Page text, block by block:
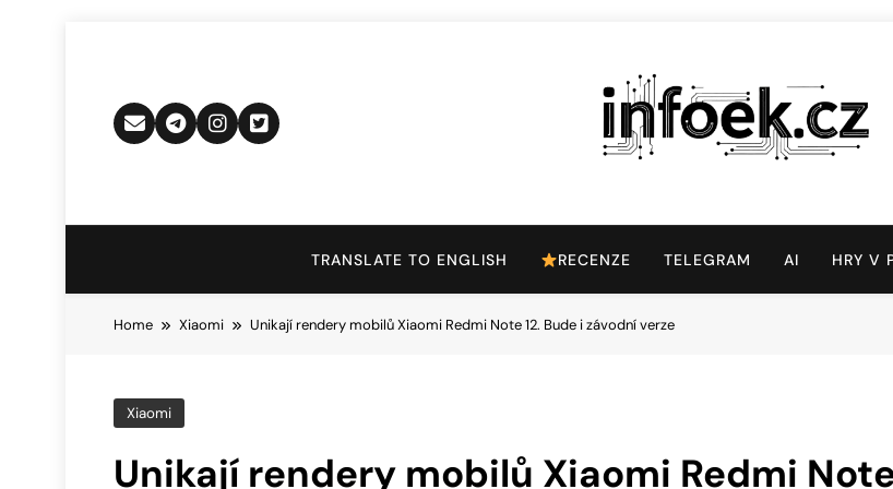
Infoek.cz
TRANSLATE TO ENGLISH RECENZE TELEGRAM AI HRY V
Home Xiaomi Unikají rendery mobilů Xiaomi Redmi Note 12. Bude i závodní verze
Xiaomi
Unikají rendery mobilů Xiaomi Redmi Note